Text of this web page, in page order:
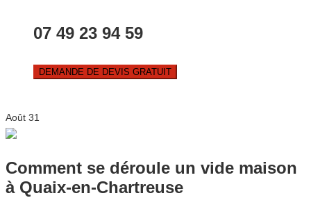
07 49 23 94 59
DEMANDE DE DEVIS GRATUIT
Août 31
Comment se déroule un vide maison
à Quaix-en-Chartreuse